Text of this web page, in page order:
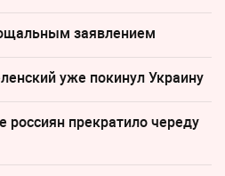
заявлением
уже покинул Украину
россиян прекратило череду